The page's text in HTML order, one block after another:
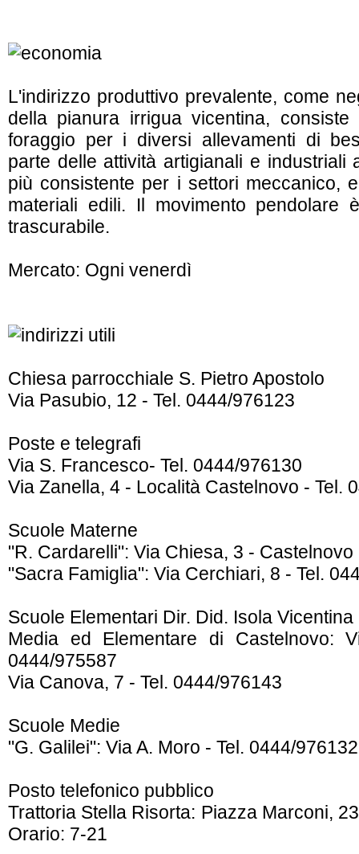
L'indirizzo produttivo prevalente, come
della pianura irrigua vicentina,
foraggio per i diversi allevamenti di
parte delle attività artigianali e industriali
più consistente per i settori meccanico,
materiali edili. Il movimento pendolare
trascurabile.
Mercato: Ogni venerdì
Chiesa parrocchiale S. Pietro Apostolo
Via Pasubio, 12 - Tel. 0444/976123
Poste e telegrafi
Via S. Francesco- Tel. 0444/976130
Via Zanella, 4 - Località Castelnovo - Tel.
Scuole Materne
"R. Cardarelli": Via Chiesa, 3 -
"Sacra Famiglia": Via Cerchiari, 8 - Tel.
Scuole Elementari Dir. Did. Isola Vicentina
Media ed Elementare di Castelnovo:
0444/975587
Via Canova, 7 - Tel. 0444/976143
Scuole Medie
"G. Galilei": Via A. Moro - Tel. 0444/976132
Posto telefonico pubblico
Trattoria Stella Risorta: Piazza Marconi,
Orario: 7-21